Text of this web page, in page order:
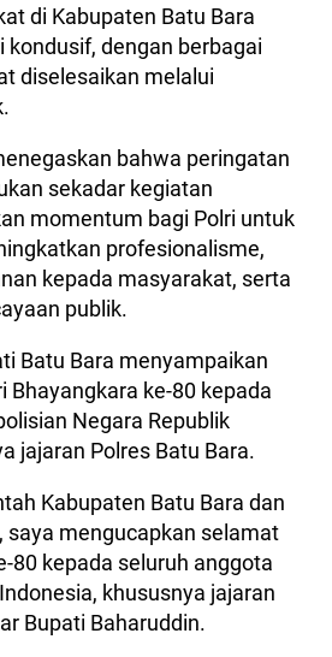
di Kabupaten Batu Bara
kondusif, dengan berbagai
diselesaikan melalui
bahwa peringatan
sekadar kegiatan
momentum bagi Polri untuk
profesionalisme,
kepada masyarakat, serta
publik.
Batu Bara menyampaikan
Bhayangkara ke-80 kepada
Negara Republik
jajaran Polres Batu Bara.
Kabupaten Batu Bara dan
saya mengucapkan selamat
80 kepada seluruh anggota
khususnya jajaran
Bupati Baharuddin.